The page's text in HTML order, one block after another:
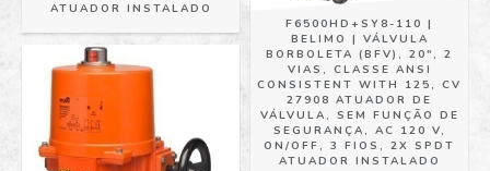
ATUADOR INSTALADO
F6500HD+SY8-110 |
BELIMO | VÁLVULA
BORBOLETA (BFV), 20", 2
VIAS, CLASSE ANSI
CONSISTENT WITH 125, CV
27908 ATUADOR DE
VÁLVULA, SEM FUNÇÃO DE
SEGURANÇA, AC 120 V,
ON/OFF, 3 FIOS, 2X SPDT
ATUADOR INSTALADO